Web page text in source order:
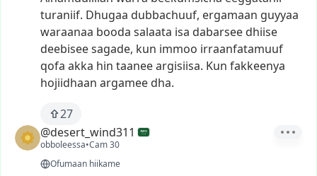
turaniif. Dhugaa dubbachuuf, ergamaan guyyaa
waraanaa booda salaata isa dabarsee dhiise
deebiseesagade, kun immoo irraanfatamuuf
qofa akka hin taaneeargisiisa. Kun fakkeenya
hojiidhaan argamee dha.
27
@desert_wind311
obboleessa•Cam 30
Ofumaan hiikame